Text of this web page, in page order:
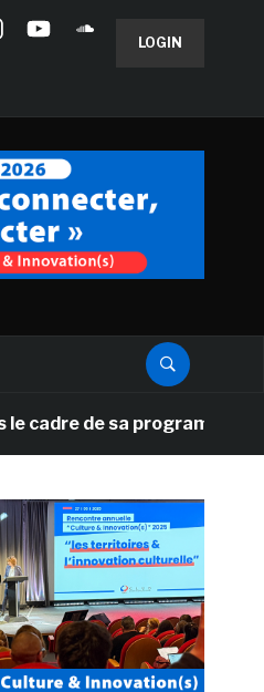
LOGIN
de sa programmation